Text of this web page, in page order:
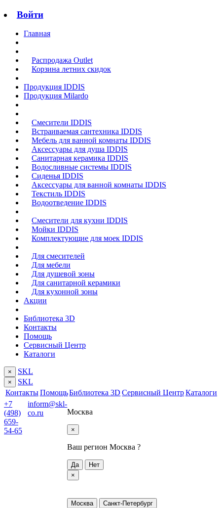
Войти
Главная
Распродажа Outlet
Корзина летних скидок
Продукция IDDIS
Продукция Milardo
Смесители IDDIS
Встраиваемая сантехника IDDIS
Мебель для ванной комнаты IDDIS
Аксессуары для душа IDDIS
Санитарная керамика IDDIS
Водосливные системы IDDIS
Сиденья IDDIS
Аксессуары для ванной комнаты IDDIS
Текстиль IDDIS
Водоотведение IDDIS
Смесители для кухни IDDIS
Мойки IDDIS
Комплектующие для моек IDDIS
Для смесителей
Для мебели
Для душевой зоны
Для санитарной керамики
Для кухонной зоны
Акции
Библиотека 3D
Контакты
Помощь
Сервисный Центр
Каталоги
× SKL
×
SKL
КонтактыПомощьБиблиотека 3D Сервисный ЦентрКаталоги
+7
(498)
659-
54-65
inform@skl-
co.ru
Москва
×
Ваш регионМосква ?
Да
Нет
×
Москва
Санкт-Петербург